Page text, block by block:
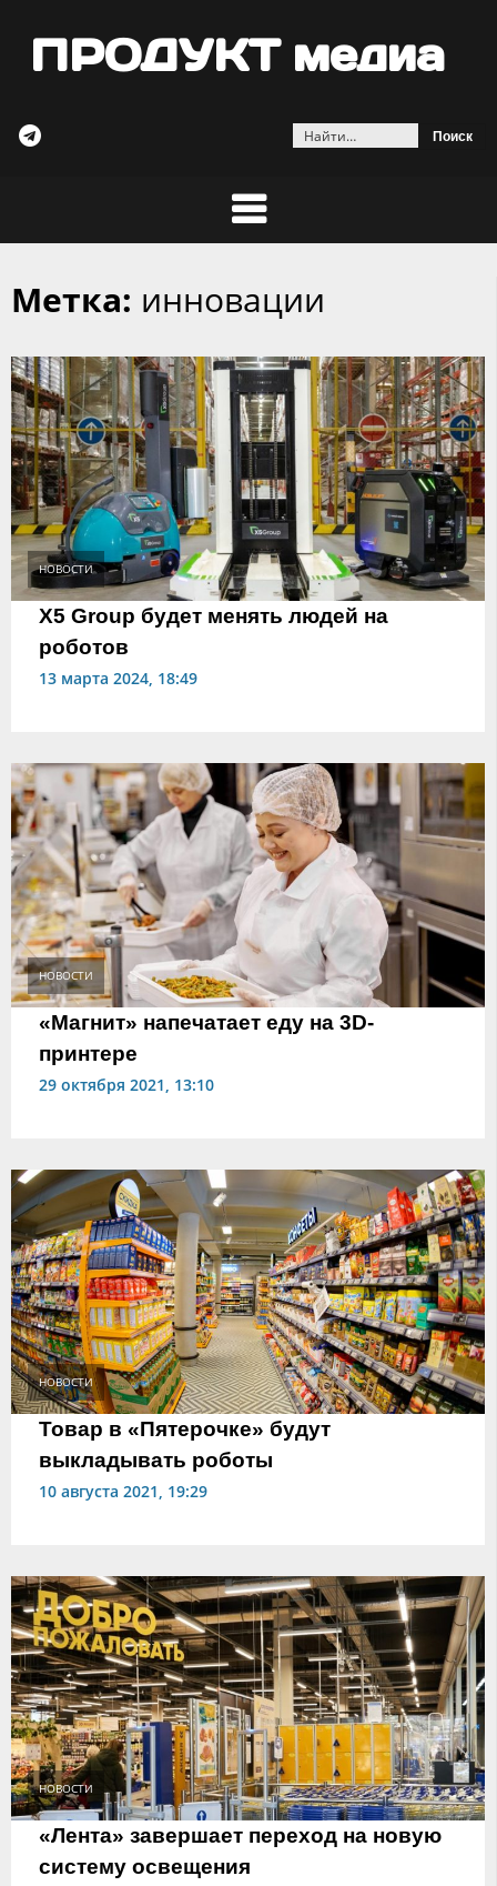
ПРОДУКТ медиа
Найти:
Skip
Метка: инновации
НОВОСТИ
Х5 Group будет менять людей на
роботов
13 марта 2024, 18:49
НОВОСТИ
«Магнит» напечатает еду на 3D-
принтере
29 октября 2021, 13:10
НОВОСТИ
Товар в «Пятерочке» будут
выкладывать роботы
10 августа 2021, 19:29
НОВОСТИ
«Лента» завершает переход на новую
систему освещения